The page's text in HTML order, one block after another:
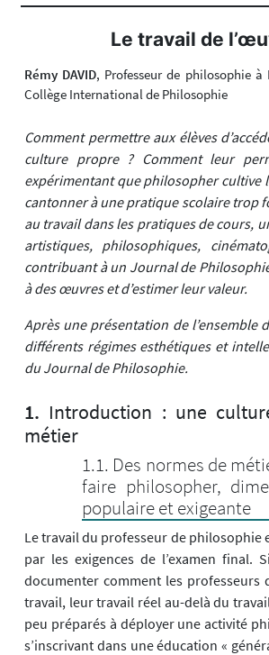
Le travail de
Rémy DAVID, Professeur de philosophie
Collège International de Philosophie
Comment permettre aux élèves
culture propre ? Comment leur
expérimentant que philosopher cultive
cantonner à une pratique scolaire trop
au travail dans les pratiques de cours,
artistiques, philosophiques,
contribuant à un Journal de
à des œuvres et d’estimer leur valeur.
Après une présentation de
différents régimes esthétiques et
du Journal de Philosophie.
Introduction : une
métier
Des normes de
faire philosopher,
populaire et exigeante
Le travail du professeur de philosophie
par les exigences de l’examen
documenter comment les
travail, leur travail réel au-delà du
peu préparés à déployer une activité
s’inscrivant dans une éducation «